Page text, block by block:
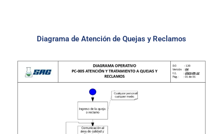
Diagrama de Atención de Quejas y Reclamos